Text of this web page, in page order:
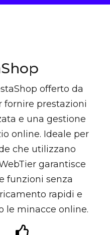
offerto da
fornire prestazioni
e una gestione
online. Ideale per
che utilizzano
garantisce
funzioni senza
rapidi e
le minacce online.